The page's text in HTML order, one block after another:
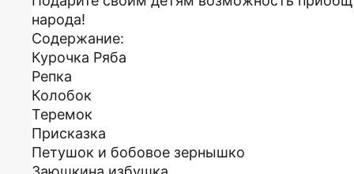
народа!
Содержание:
Курочка Ряба
Репка
Колобок
Теремок
Присказка
Петушок и бобовое зернышко